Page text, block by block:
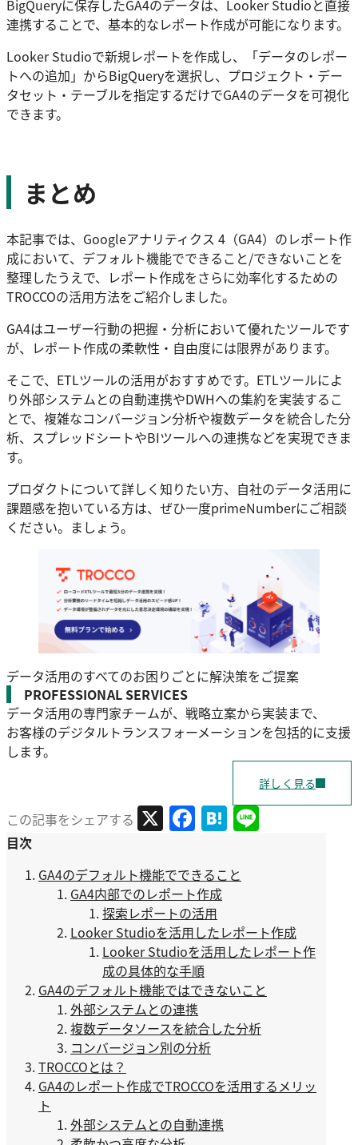
BigQueryに保存したGA4のデータは、Looker Studioと直接
連携することで、基本的なレポート作成が可能になります。
Looker Studioで新規レポートを作成し、「データのレポー
トへの追加」からBigQueryを選択し、プロジェクト・デー
タセット・テーブルを指定するだけでGA4のデータを可視化
できます。
まとめ
本記事では、Googleアナリティクス 4（GA4）のレポート作
成において、デフォルト機能でできること/できないことを
整理したうえで、レポート作成をさらに効率化するための
TROCCOの活用方法をご紹介しました。
GA4はユーザー行動の把握・分析において優れたツールです
が、レポート作成の柔軟性・自由度には限界があります。
そこで、ETLツールの活用がおすすめです。ETLツールによ
り外部システムとの自動連携やDWHへの集約を実装するこ
とで、複雑なコンバージョン分析や複数データを統合した分
析、スプレッドシートやBIツールへの連携などを実現できま
す。
プロダクトについて詳しく知りたい方、自社のデータ活用に
課題感を抱いている方は、ぜひ一度primeNumberにご相談
ください。ましょう。
データ活用のすべてのお困りごとに解決策をご提案
PROFESSIONAL SERVICES
データ活用の専門家チームが、戦略立案から実装まで、
お客様のデジタルトランスフォーメーションを包括的に支援
します。
詳しく見る
この記事をシェアする X Facebook
Hatena
Line
目次
GA4のデフォルト機能でできること
GA4内部でのレポート作成
探索レポートの活用
Looker Studioを活用したレポート作成
Looker Studioを活用したレポート作
成の具体的な手順
GA4のデフォルト機能ではできないこと
外部システムとの連携
複数データソースを統合した分析
コンバージョン別の分析
TROCCOとは？
GA4のレポート作成でTROCCOを活用するメリッ
ト
外部システムとの自動連携